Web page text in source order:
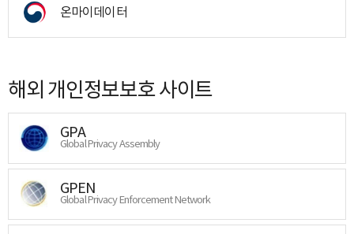
온마이데이터
해외 개인정보보호 사이트
GPA
Global Privacy Assembly
GPEN
Global Privacy Enforcement Network